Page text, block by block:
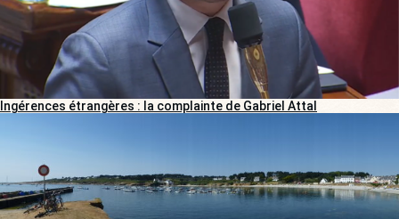
Ingérences étrangères : la complainte de Gabriel Attal